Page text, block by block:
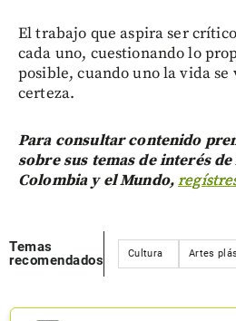
El trabajo que aspira ser
cada uno, cuestionando lo
posible, cuando uno la vida se
certeza.
Para consultar contenido
sobre sus temas de interés
Colombia y el Mundo,
Temas
recomendados
Cultura Artes